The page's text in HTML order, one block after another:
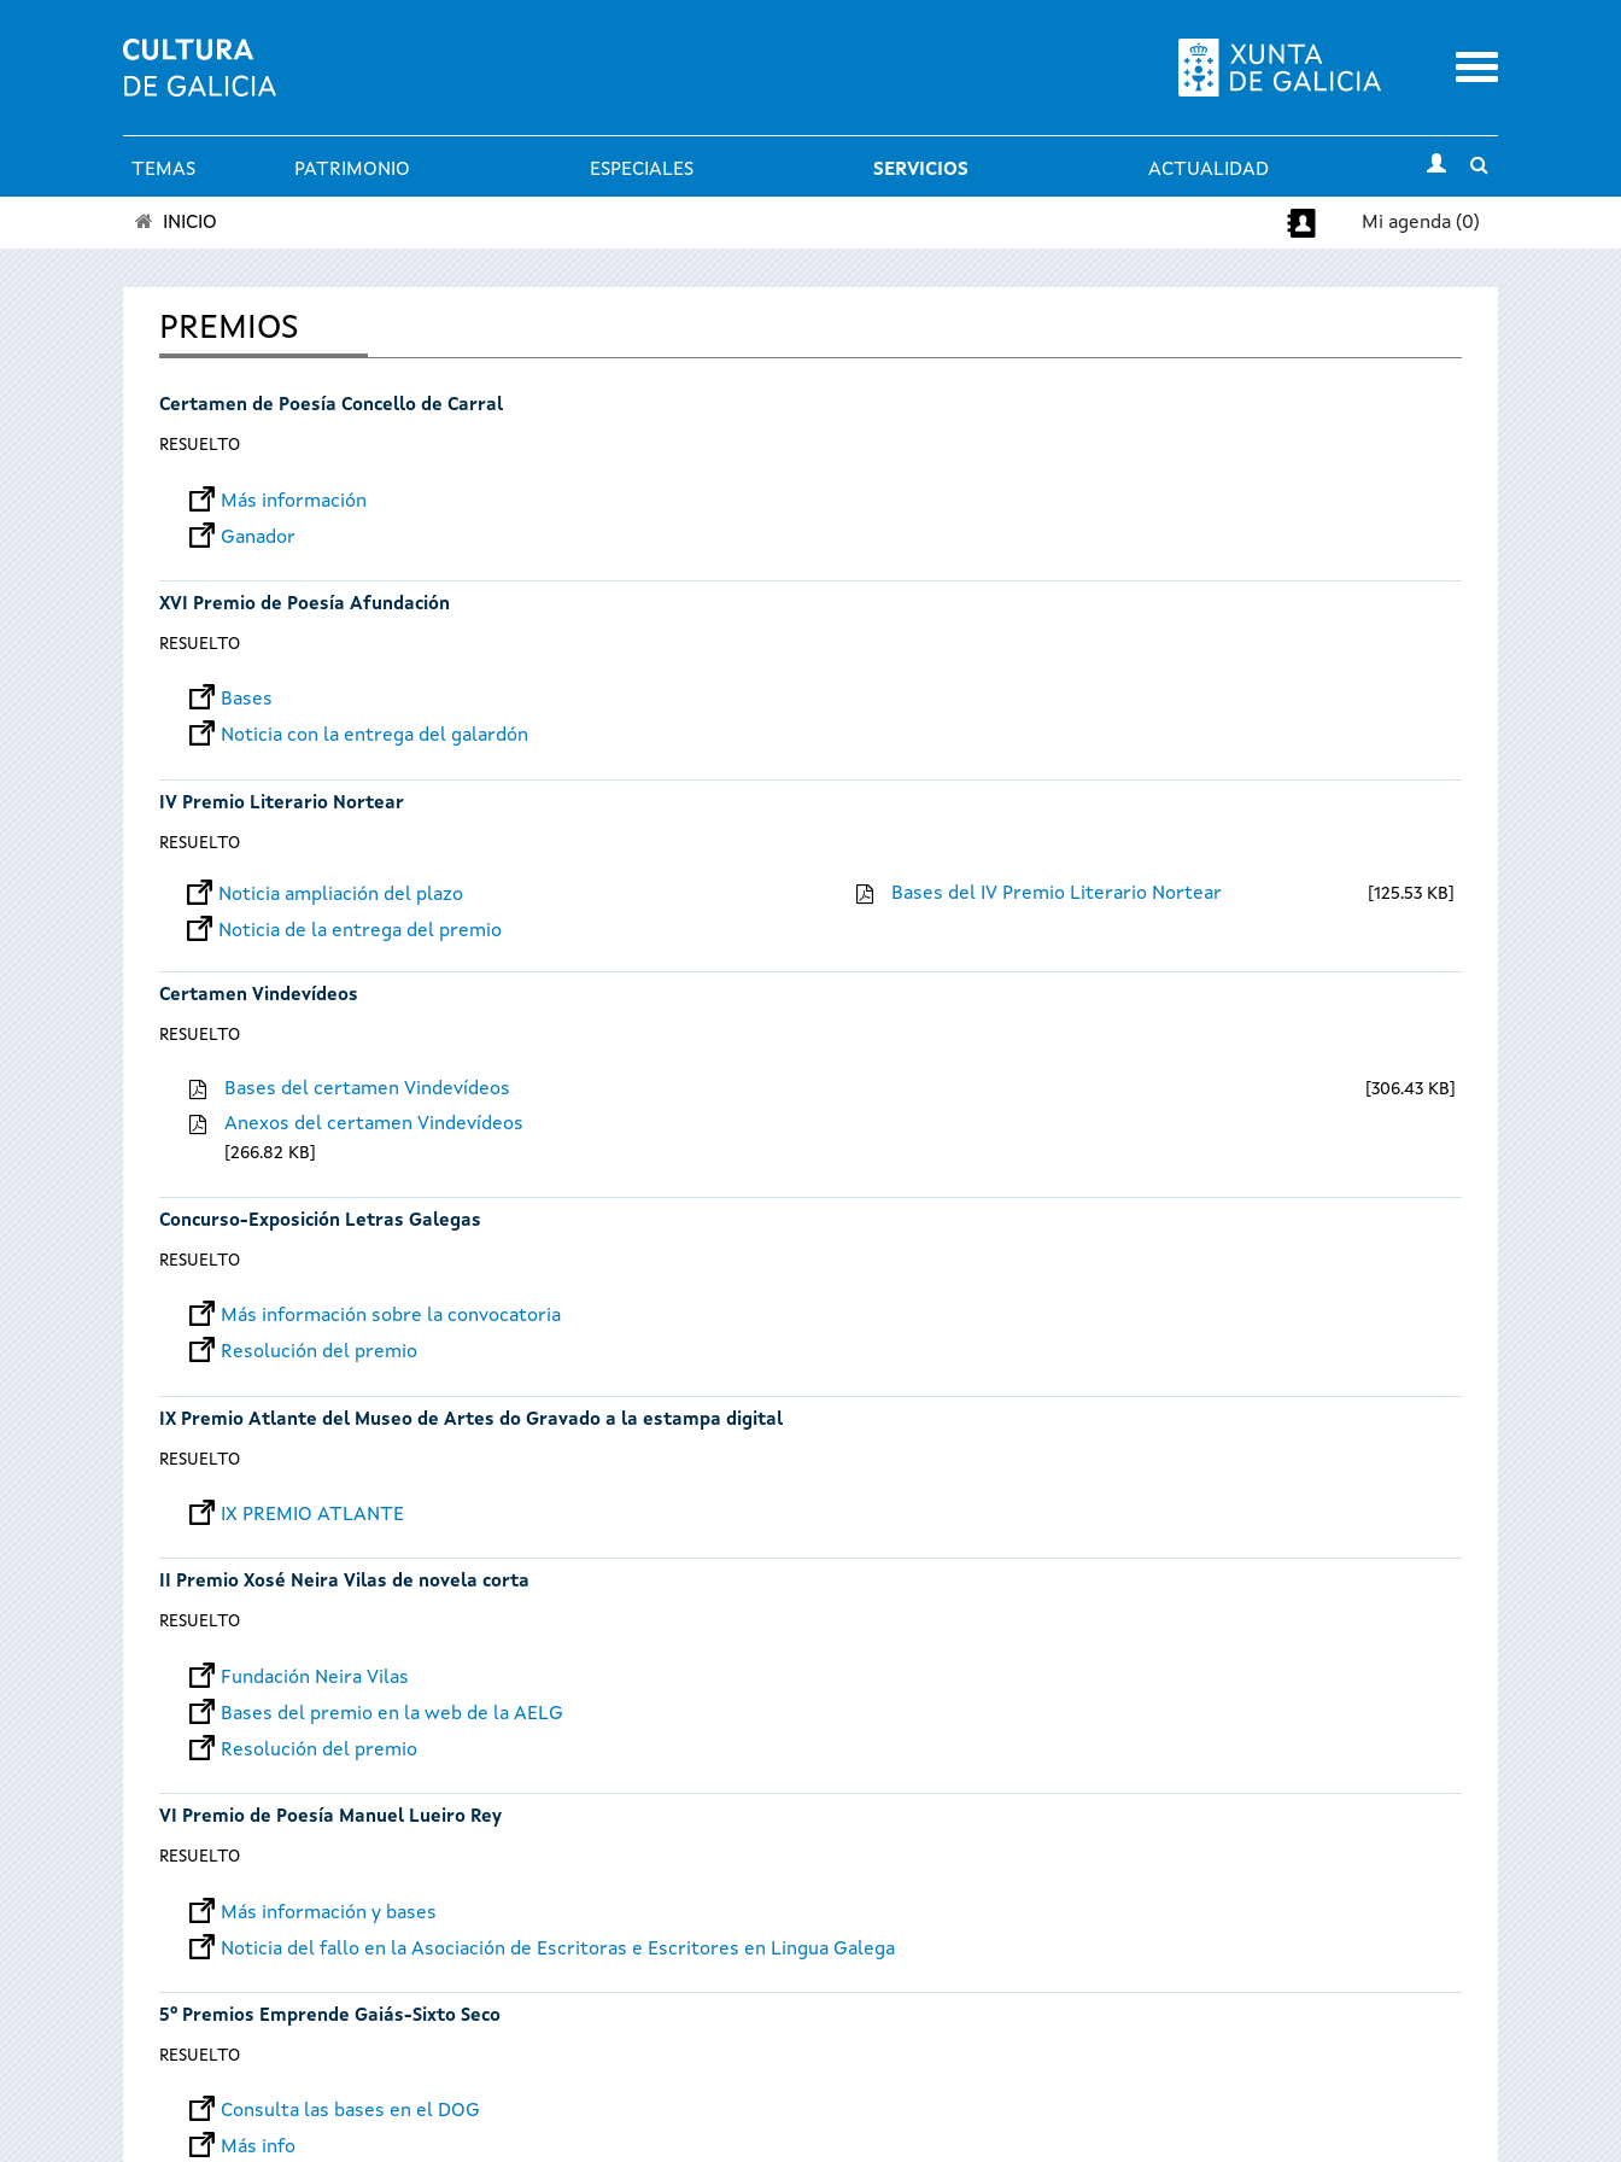
Menu
Menú
principal
TEMAS PATRIMONIO ESPECIALES SERVICIOS ACTUALIDAD
search
encuentra
aquí
INICIO Mi agenda (0)
PREMIOS
Certamen de Poesía Concello de Carral
RESUELTO
Más información
Ganador
XVI Premio de Poesía Afundación
RESUELTO
Bases
Noticia con la entrega del galardón
IV Premio Literario Nortear
RESUELTO
Noticia ampliación del plazo
Noticia de la entrega del premio
Bases del IV Premio Literario Nortear 125.53 KB
Certamen Vindevídeos
RESUELTO
Bases del certamen Vindevídeos 306.43 KB
Anexos del certamen Vindevídeos
266.82 KB
Concurso-Exposición Letras Galegas
RESUELTO
Más información sobre la convocatoria
Resolución del premio
IX Premio Atlante del Museo de Artes do Gravado a la estampa digital
RESUELTO
IX PREMIO ATLANTE
II Premio Xosé Neira Vilas de novela corta
RESUELTO
Fundación Neira Vilas
Bases del premio en la web de la AELG
Resolución del premio
VI Premio de Poesía Manuel Lueiro Rey
RESUELTO
Más información y bases
Noticia del fallo en la Asociación de Escritoras e Escritores en Lingua Galega
5º Premios Emprende Gaiás-Sixto Seco
RESUELTO
Consulta las bases en el DOG
Más info